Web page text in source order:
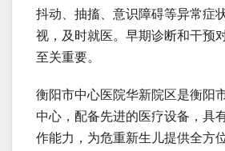
抖动、抽搐、意识障碍等异常症
视，及时就医。早期诊断和干预
至关重要。
衡阳市中心医院华新院区是衡阳
中心，配备先进的医疗设备，具
作能力，为危重新生儿提供全方